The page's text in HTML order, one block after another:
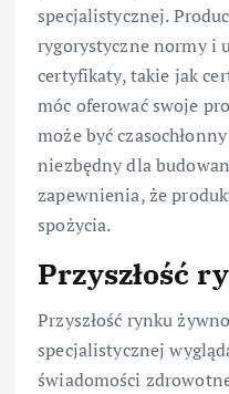
specjalistycznej.
rygorystyczne normy i
certyfikaty, takie jak
móc oferować swoje
może być
niezbędny dla
zapewnienia, że
spożycia.
Przyszłość
Przyszłość rynku
specjalistycznej
świadomości